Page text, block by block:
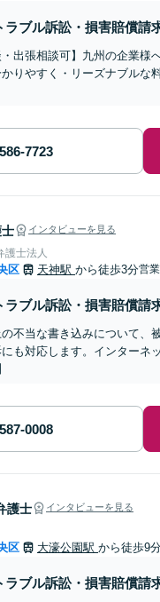
ラブル訴訟・損害賠償請
・出張相談可】九州の企業
りやすく・リーズナブルな
インタビューを見る
護士法人
区 天神駅 から徒歩3分営
ラブル訴訟・損害賠償請
不当な書き込みについて、
も対応します。インターネ
護士 インタビューを見る
区 大濠公園駅 から徒歩9
ラブル訴訟・損害賠償請